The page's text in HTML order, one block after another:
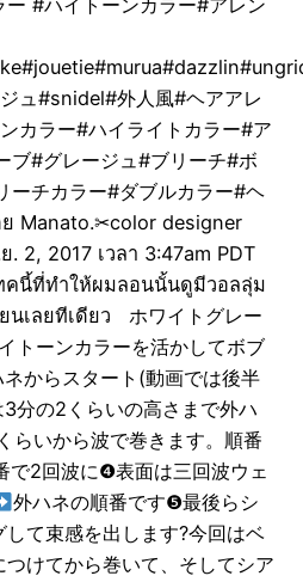
ー #ハイトーンカラー#アレン
ュ#snidel#外人風#ヘアアレ
カラー#ハイライトカラー#ア
ブ#グレージュ#ブリーチ#ボ
ーチカラー#ダブルカラー#ヘ
Manato.✂︎color designer
. 2, 2017 เวลา 3:47am PDT
คนี้ที่ทำให้ผมลอนนั้นดูมีวอลลุ่ม
นเลยทีเดียว ホワイトグレー
トーンカラーを活かしてボブ
からスタート(動画では後半
分の2くらいの高さまで外ハ
らいから波で巻きます。順番
で2回波に❹表面は三回波ウェ
外ハネの順番です❺最後らシ
て束感を出します?今回はベ
けてから巻いて、そしてシア